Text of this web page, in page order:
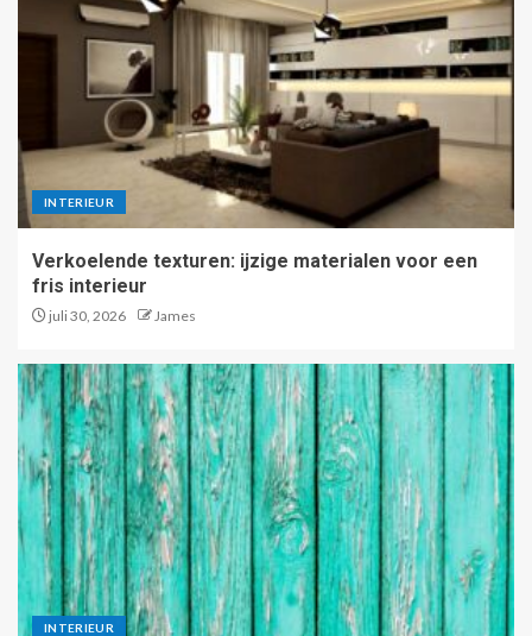
INTERIEUR
Verkoelende texturen: ijzige materialen voor een
fris interieur
juli 30, 2026 James
INTERIEUR